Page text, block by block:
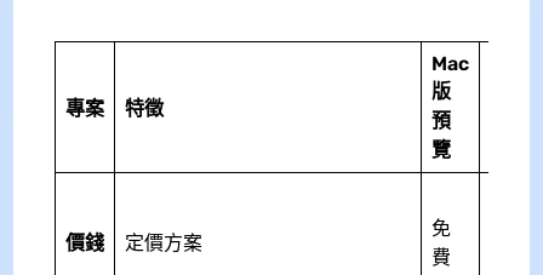
專案 特徵
Mac
版
預
覽
價錢 定價方案
免
費